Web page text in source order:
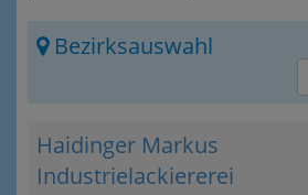
Bezirksauswahl
Haidinger Markus
Industrielackiererei